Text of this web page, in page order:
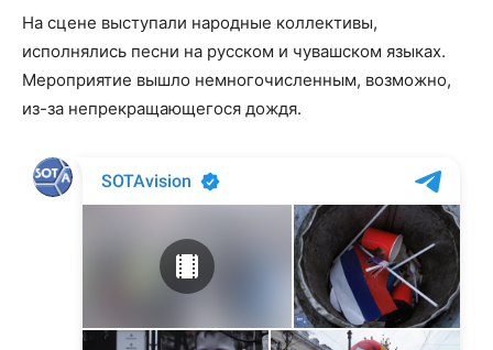
На сцене выступали народные коллективы,
исполнялись песни на русском и чувашском языках.
Мероприятие вышло немногочисленным, возможно,
из-за непрекращающегося дождя.